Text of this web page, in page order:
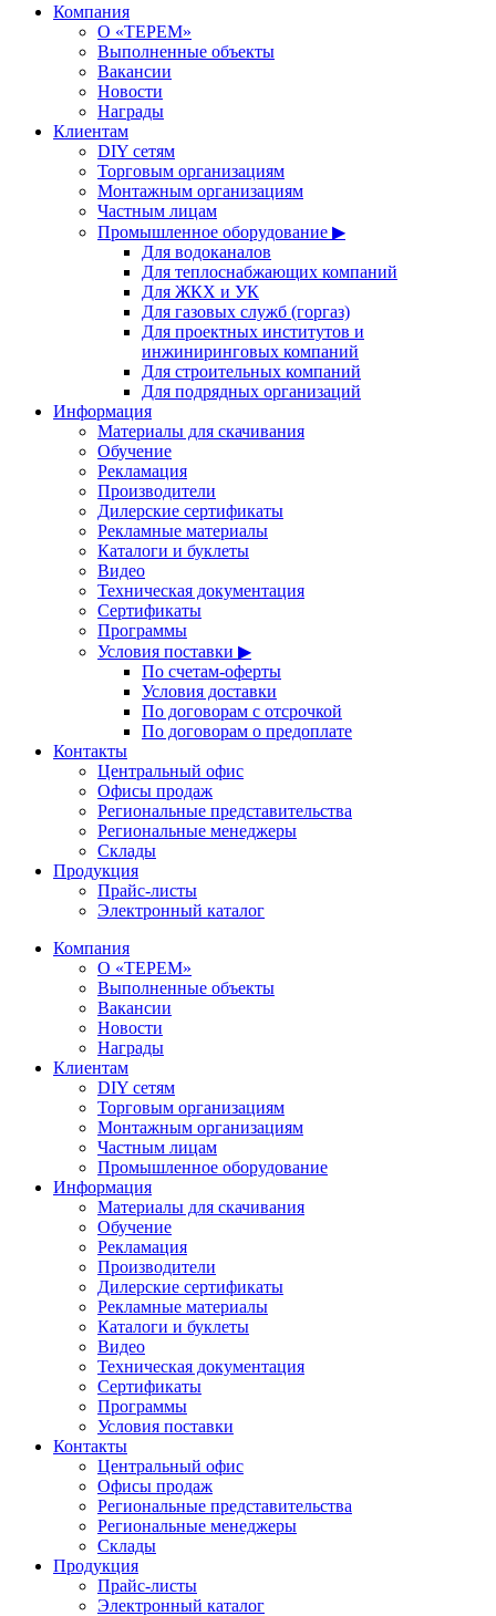
Компания
О «ТЕРЕМ»
Выполненные объекты
Вакансии
Новости
Награды
Клиентам
DIY сетям
Торговым организациям
Монтажным организациям
Частным лицам
Промышленное оборудование ▶
Для водоканалов
Для теплоснабжающих компаний
Для ЖКХ и УК
Для газовых служб (горгаз)
Для проектных институтов и
инжиниринговых компаний
Для строительных компаний
Для подрядных организаций
Информация
Материалы для скачивания
Обучение
Рекламация
Производители
Дилерские сертификаты
Рекламные материалы
Каталоги и буклеты
Видео
Техническая документация
Сертификаты
Программы
Условия поставки ▶
По счетам-оферты
Условия доставки
По договорам с отсрочкой
По договорам о предоплате
Контакты
Центральный офис
Офисы продаж
Региональные представительства
Региональные менеджеры
Склады
Продукция
Прайс-листы
Электронный каталог
Компания
О «ТЕРЕМ»
Выполненные объекты
Вакансии
Новости
Награды
Клиентам
DIY сетям
Торговым организациям
Монтажным организациям
Частным лицам
Промышленное оборудование
Информация
Материалы для скачивания
Обучение
Рекламация
Производители
Дилерские сертификаты
Рекламные материалы
Каталоги и буклеты
Видео
Техническая документация
Сертификаты
Программы
Условия поставки
Контакты
Центральный офис
Офисы продаж
Региональные представительства
Региональные менеджеры
Склады
Продукция
Прайс-листы
Электронный каталог